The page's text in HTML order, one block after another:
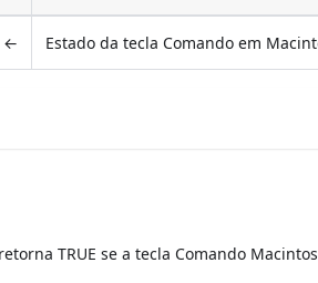
← Estado da tecla Comando em
TRUE se a tecla Comando